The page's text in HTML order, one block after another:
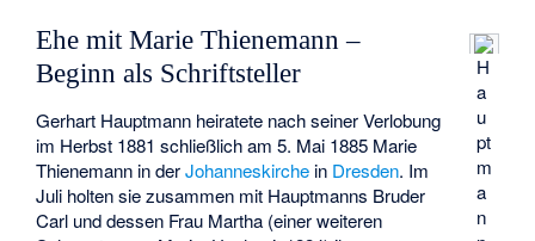
H
a
u
pt
m
a
n
Ehe mit Marie Thienemann –
Beginn als Schriftsteller
Gerhart Hauptmann heiratete nach seiner Verlobung
im Herbst 1881 schließlich am 5. Mai 1885 Marie
Thienemann in derJohanneskirche in Dresden. Im
Juli holten sie zusammen mit Hauptmanns Bruder
Carl und dessen Frau Martha (einer weiteren